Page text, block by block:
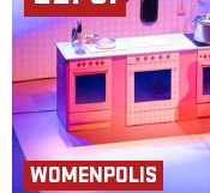
WOMENPOLIS